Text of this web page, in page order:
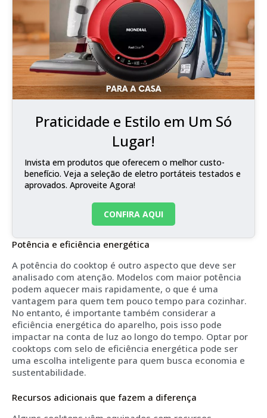
Praticidade e Estilo em Um Só
Lugar!
Invista em produtos que oferecem o melhor custo-
benefício. Veja a seleção de eletro portáteis testados e
aprovados. Aproveite Agora!
CONFIRA AQUI
Potência e eficiência energética
A potência do cooktop é outro aspecto que deve ser
analisado com atenção. Modelos com maior potência
podem aquecer mais rapidamente, o que é uma
vantagem para quem tem pouco tempo para cozinhar.
No entanto, é importante também considerar a
eficiência energética do aparelho, pois isso pode
impactar na conta de luz ao longo do tempo. Optar por
cooktops com selo de eficiência energética pode ser
uma escolha inteligente para quem busca economia e
sustentabilidade.
Recursos adicionais que fazem a diferença